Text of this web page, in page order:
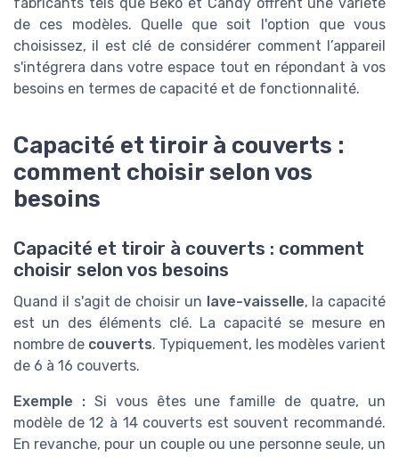
de ces modèles. Quelle que soit l'option que vous
choisissez, il est clé de considérer comment l’appareil
s'intégrera dans votre espace tout en répondant à vos
besoins en termes de capacité et de fonctionnalité.
Capacité et tiroir à couverts :
comment choisir selon vos
besoins
Capacité et tiroir à couverts : comment
choisir selon vos besoins
Quand il s'agit de choisir un lave-vaisselle, la capacité
est un des éléments clé. La capacité se mesure en
nombre de couverts. Typiquement, les modèles varient
de 6 à 16 couverts.
Exemple :Si vous êtes une famille de quatre, un
modèle de 12 à 14 couverts est souvent recommandé.
En revanche, pour un couple ou une personne seule, un